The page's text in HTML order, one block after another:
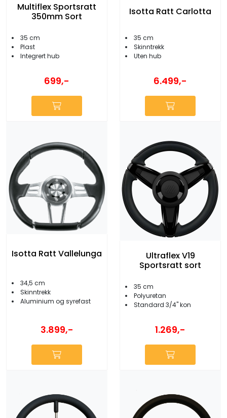
Multiflex Sportsratt
350mm Sort
35 cm
Plast
Integrert hub
699,-
Isotta Ratt Carlotta
35 cm
Skinntrekk
Uten hub
6.499,-
Isotta Ratt Vallelunga
34,5 cm
Skinntrekk
Aluminium og syrefast
3.899,-
Ultraflex V19
Sportsratt sort
35 cm
Polyuretan
Standard 3/4'' kon
1.269,-